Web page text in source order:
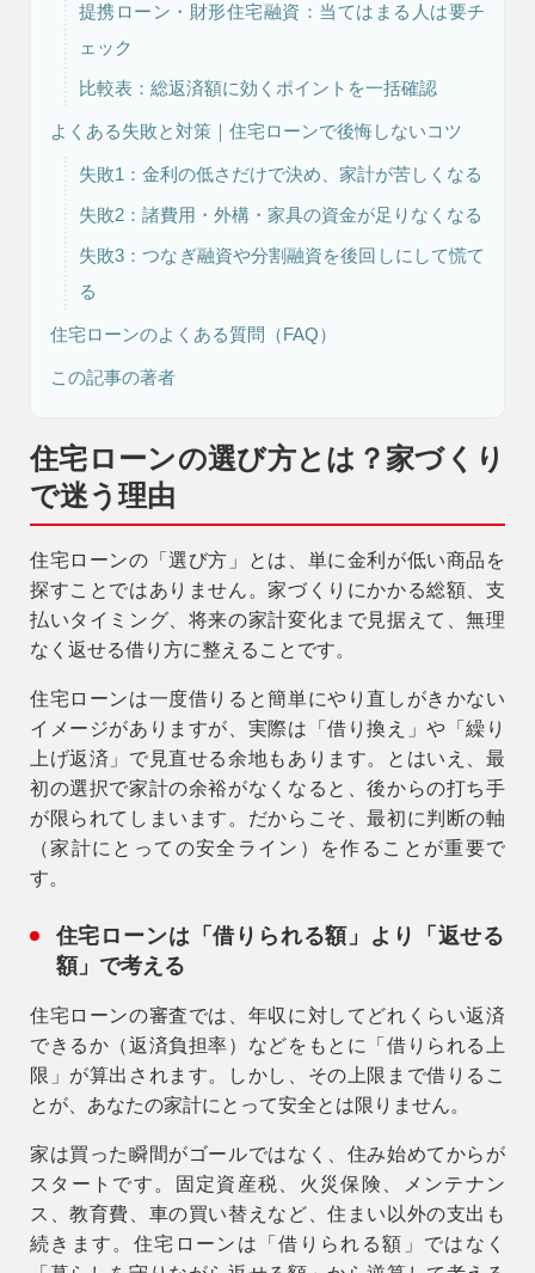
提携ローン・財形住宅融資：当てはまる人は要チ
ェック
比較表：総返済額に効くポイントを一括確認
よくある失敗と対策｜住宅ローンで後悔しないコツ
失敗1：金利の低さだけで決め、家計が苦しくなる
失敗2：諸費用・外構・家具の資金が足りなくなる
失敗3：つなぎ融資や分割融資を後回しにして慌て
る
住宅ローンのよくある質問（FAQ）
この記事の著者
住宅ローンの選び方とは？家づくり
で迷う理由
住宅ローンの「選び方」とは、単に金利が低い商品を
探すことではありません。家づくりにかかる総額、支
払いタイミング、将来の家計変化まで見据えて、無理
なく返せる借り方に整えること です。
住宅ローンは一度借りると簡単にやり直しがきかない
イメージがありますが、実際は「借り換え」や「繰り
上げ返済」で見直せる余地もあります。とはいえ、最
初の選択で家計の余裕がなくなると、後からの打ち手
が限られてしまいます。だからこそ、最初に判断の軸
（家計にとっての安全ライン）
を作ることが重要で
す。
住宅ローンは「借りられる額」より「返せる
額」で考える
住宅ローンの審査では、年収に対してどれくらい返済
できるか（返済負担率）などをもとに「借りられる上
限」が算出されます。しかし、その上限まで借りるこ
とが、あなたの家計にとって安全とは限りません。
家は買った瞬間がゴールではなく、住み始めてからが
スタートです。固定資産税、火災保険、メンテナン
ス、教育費、車の買い替えなど、住まい以外の支出も
続きます。住宅ローンは
「借りられる額」ではなく